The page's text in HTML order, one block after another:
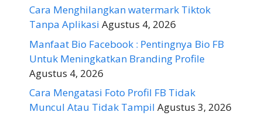
Cara Menghilangkan watermark Tiktok
Tanpa Aplikasi Agustus 4, 2026
Manfaat Bio Facebook : Pentingnya Bio FB
Untuk Meningkatkan Branding Profile
Agustus 4, 2026
Cara Mengatasi Foto Profil FB Tidak
Muncul Atau Tidak Tampil Agustus 3, 2026